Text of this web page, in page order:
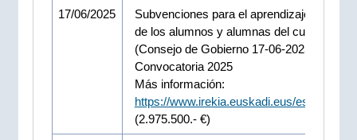
17/06/2025
Subvenciones para el aprendizaje del
de los alumnos y alumnas del curso 2024-
(Consejo de Gobierno 17-06-2025).
Convocatoria 2025
Más información:
https://www.irekia.euskadi.eus/es/news/
(2.975.500.- €)